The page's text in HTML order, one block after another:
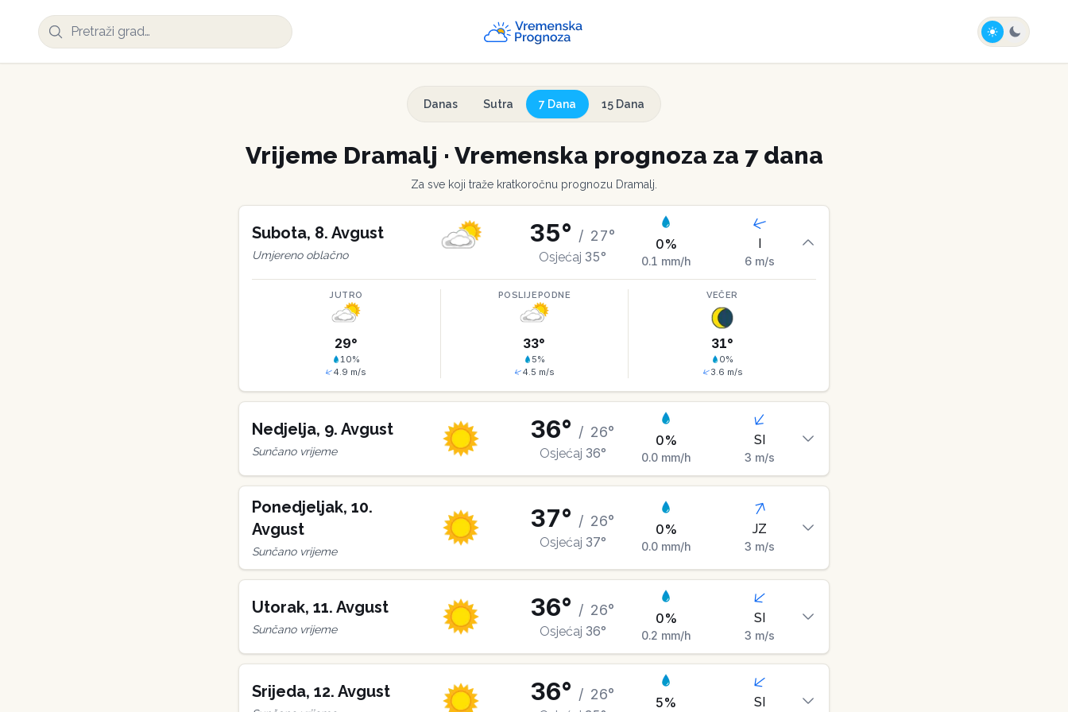
Danas Sutra 7 Dana 15 Dana
Vrijeme Dramalj · Vremenska prognoza za 7 dana
Za sve koji traže kratkoročnu prognozu Dramalj
Subota, 8. Avgust
Umjereno oblačno
35° / 27°
Osjećaj 35°
0%
0.1 mm/h
I
6 m/s
JUTRO
29°
10%
4.9 m/s
POSLIJEPODNE
33°
5%
4.5 m/s
VEČER
31°
0%
3.6 m/s
Nedjelja, 9. Avgust
Sunčano vrijeme
36° / 26°
Osjećaj 36°
0%
0.0mm/h
SI
3 m/s
Ponedjeljak, 10.
Avgust
Sunčano vrijeme
37° / 26°
Osjećaj 37°
0%
0.0mm/h
JZ
3 m/s
Utorak, 11. Avgust
Sunčano vrijeme
36° / 26°
Osjećaj 36°
0%
0.2 mm/h
SI
3 m/s
Srijeda, 12. Avgust 36° / 26°
5% SI